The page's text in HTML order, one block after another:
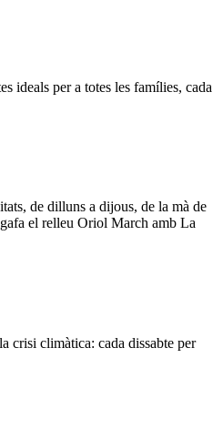
ideals per a totes les famílies, cada
de dilluns a dijous, de la mà de
el relleu Oriol March amb La
crisi climàtica: cada dissabte per